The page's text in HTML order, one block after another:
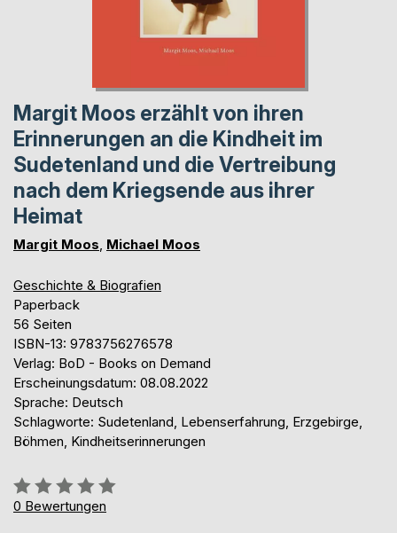
Margit Moos erzählt von ihren
Erinnerungen an die Kindheit im
Sudetenland und die Vertreibung
nach dem Kriegsende aus ihrer
Heimat
Margit Moos Michael Moos
Geschichte & Biografien
Paperback
56 Seiten
ISBN-13: 9783756276578
Verlag: BoD - Books on Demand
Erscheinungsdatum: 08.08.2022
Sprache: Deutsch
Schlagworte: Sudetenland, Lebenserfahrung, Erzgebirge,
Böhmen, Kindheitserinnerungen
Bewertung::
0%
0 Bewertungen